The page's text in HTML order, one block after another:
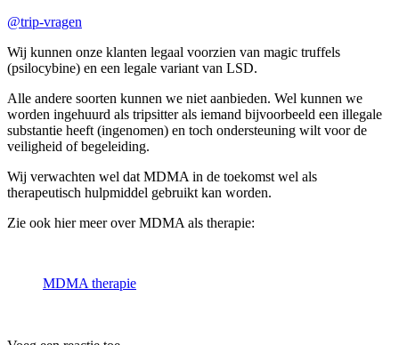
@trip-vragen
Wij kunnen onze klanten legaal voorzien van magic truffels
(psilocybine) en een legale variant van LSD.
Alle andere soorten kunnen we niet aanbieden. Wel kunnen we
worden ingehuurd als tripsitter als iemand bijvoorbeeld een illegale
substantie heeft (ingenomen) en toch ondersteuning wilt voor de
veiligheid of begeleiding.
Wij verwachten wel dat MDMA in de toekomst wel als
therapeutisch hulpmiddel gebruikt kan worden.
Zie ook hier meer over MDMA als therapie:
MDMA therapie